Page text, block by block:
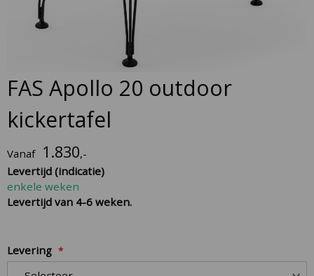
FAS Apollo 20 outdoor
kickertafel
Vanaf 1.830,-
Levertijd (indicatie)
enkele weken
Levertijd van 4-6 weken.
Levering
Skip
to
the
beginning
the
images
gallery